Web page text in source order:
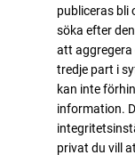
publiceras bli
söka efter
att
tredje part i
kan inte
information.
privat du vill